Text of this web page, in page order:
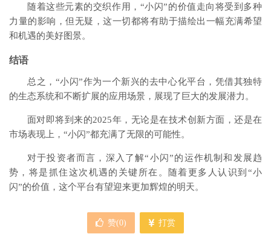
随着这些元素的交织作用，“小闪”的价值走向将受到多种
力量的影响，但无疑，这一切都将有助于描绘出一幅充满希望
和机遇的美好图景。
结语
总之，“小闪”作为一个新兴的去中心化平台，凭借其独特
的生态系统和不断扩展的应用场景，展现了巨大的发展潜力。
面对即将到来的2025年，无论是在技术创新方面，还是在
市场表现上，“小闪”都充满了无限的可能性。
对于投资者而言，深入了解“小闪”的运作机制和发展趋
势，将是抓住这次机遇的关键所在。随着更多人认识到“小
闪”的价值，这个平台有望迎来更加辉煌的明天。
赞(0) 打赏